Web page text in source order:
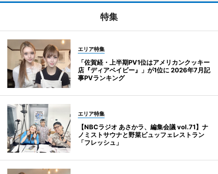
特集
エリア特集
「佐賀経・上半期PV1位はアメリカンクッキー
店『ディアベイビー』」が1位に 2026年7月記
事PVランキング
エリア特集
【NBCラジオ あさかラ、編集会議 vol.71】ナ
ノミストサウナと野菜ビュッフェレストラン
「フレッシュ」